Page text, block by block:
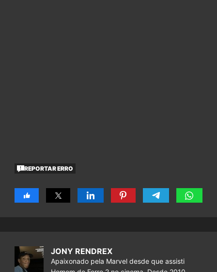
REPORTAR ERRO
JONY RENDREX
Apaixonado pela Marvel desde que assisti